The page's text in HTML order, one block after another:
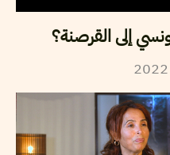
إلى القرصنة؟
2022